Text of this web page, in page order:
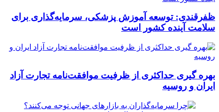
ظفرقندی: توسعه آموزش پزشکی، سرمایه‌گذاری برای
سلامت آینده کشور است
بهره گیری حداکثری از ظرفیت موافقت‌نامه تجارت آزاد
ایران و روسیه